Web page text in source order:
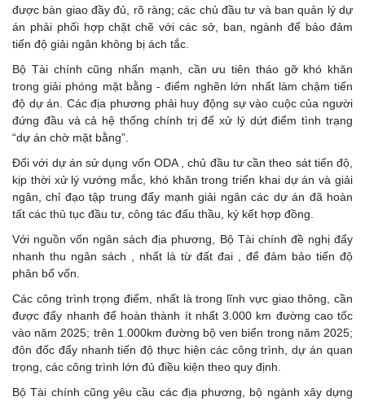
được bàn giao đầy đủ, rõ ràng; các chủ đầu tư và ban quản lý dự
án phải phối hợp chặt chẽ với các sở, ban, ngành để bảo đảm
tiến độ giải ngân không bị ách tắc.
Bộ Tài chính cũng nhấn mạnh, cần ưu tiên tháo gỡ khó khăn
trong giải phóng mặt bằng - điểm nghẽn lớn nhất làm chậm tiến
độ dự án. Các địa phương phải huy động sự vào cuộc của người
đứng đầu và cả hệ thống chính trị để xử lý dứt điểm tình trạng
“dự án chờ mặt bằng”.
Đối với dự án sử dụng vốn ODA , chủ đầu tư cần theo sát tiến độ,
kịp thời xử lý vướng mắc, khó khăn trong triển khai dự án và giải
ngân, chỉ đạo tập trung đẩy mạnh giải ngân các dự án đã hoàn
tất các thủ tục đầu tư, công tác đấu thầu, ký kết hợp đồng.
Với nguồn vốn ngân sách địa phương, Bộ Tài chính đề nghị đẩy
nhanh thu ngân sách , nhất là từ đất đai , để đảm bảo tiến độ
phân bổ vốn.
Các công trình trọng điểm, nhất là trong lĩnh vực giao thông, cần
được đẩy nhanh để hoàn thành ít nhất 3.000 km đường cao tốc
vào năm 2025; trên 1.000km đường bộ ven biển trong năm 2025;
đôn đốc đẩy nhanh tiến độ thực hiện các công trình, dự án quan
trọng, các công trình lớn đủ điều kiện theo quy định.
Bộ Tài chính cũng yêu cầu các địa phương, bộ ngành xây dựng